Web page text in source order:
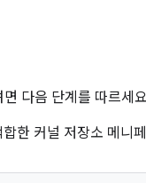
다음 단계를 따르세
한 커널 저장소 메니